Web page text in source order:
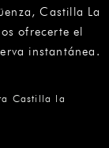
Castilla La
ofrecerte el
instantánea.
Castilla la